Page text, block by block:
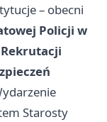
– obecni
Policji w
Starosty